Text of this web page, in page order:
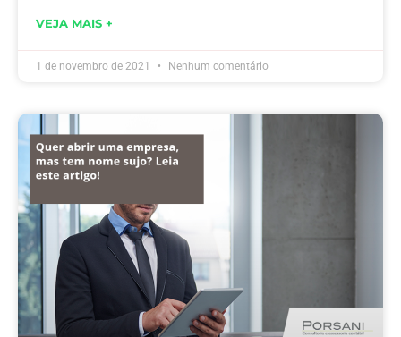
VEJA MAIS +
1 de novembro de 2021 Nenhum comentário